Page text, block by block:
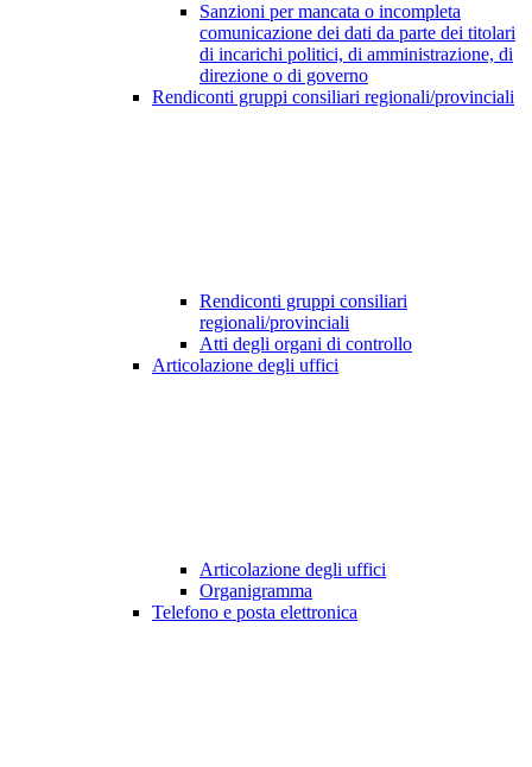
Sanzioni per mancata o incompleta
comunicazione dei dati da parte dei titolari
di incarichi politici, di amministrazione, di
direzione o di governo
Rendiconti gruppi consiliari regionali/provinciali
Rendiconti gruppi consiliari
regionali/provinciali
Atti degli organi di controllo
Articolazione degli uffici
Articolazione degli uffici
Organigramma
Telefono e posta elettronica